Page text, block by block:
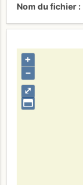
Nom du fichier
⤢
+
–